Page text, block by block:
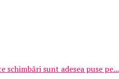
sunt adesea puse pe...